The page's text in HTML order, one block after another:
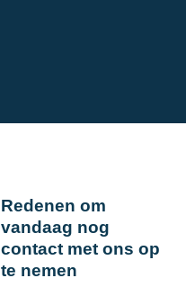
Redenen om
vandaag nog
contact met ons op
te nemen